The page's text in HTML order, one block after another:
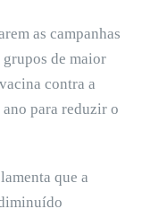
as campanhas
grupos de maior
contra a
para reduzir o
que a